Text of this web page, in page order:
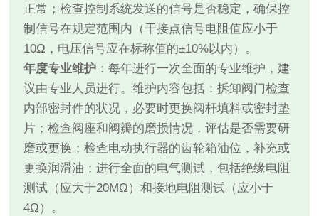
正常；检查控制系统发送的信号是否稳定，确保控
制信号在规定范围内（干接点信号电阻值应小于
10Ω，电压信号应在标称值的±10%以内）。
年度专业维护 ：每年进行一次全面的专业维护，建
议由专业人员进行。维护内容包括：拆卸阀门检查
内部密封件的状况，必要时更换阀杆填料或密封垫
片；检查阀座和阀瓣的磨损情况，评估是否需要研
磨或更换；检查电动执行器的齿轮箱油位，补充或
更换润滑油；进行全面的电气测试，包括绝缘电阻
测试（应大于20MΩ）和接地电阻测试（应小于
4Ω）。